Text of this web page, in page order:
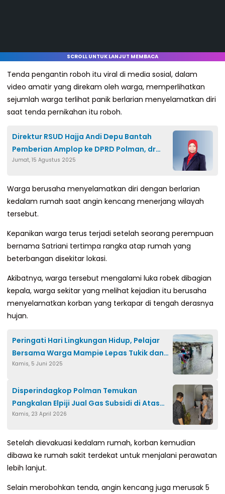
SCROLL UNTUK LANJUT MEMBACA
Tenda pengantin roboh itu viral di media sosial, dalam
video amatir yang direkam oleh warga, memperlihatkan
sejumlah warga terlihat panik berlarian menyelamatkan diri
saat tenda pernikahan itu roboh.
Direktur RSUD Hajja Andi Depu Bantah
Pemberian Amplop ke DPRD Polman, dr
Anita: Itu Tidak Benar
Jumat, 15 Agustus 2025
Warga berusaha menyelamatkan diri dengan berlarian
kedalam rumah saat angin kencang menerjang wilayah
tersebut.
Kepanikan warga terus terjadi setelah seorang perempuan
bernama Satriani tertimpa rangka atap rumah yang
beterbangan disekitar lokasi.
Akibatnya, warga tersebut mengalami luka robek dibagian
kepala, warga sekitar yang melihat kejadian itu berusaha
menyelamatkan korban yang terkapar di tengah derasnya
hujan.
Peringati Hari Lingkungan Hidup, Pelajar
Bersama Warga Mampie Lepas Tukik dan
Tanam Mangrove
Kamis, 5 Juni 2025
Disperindagkop Polman Temukan
Pangkalan Elpiji Jual Gas Subsidi di Atas
Harga Aturan
Kamis, 23 April 2026
Setelah dievakuasi kedalam rumah, korban kemudian
dibawa ke rumah sakit terdekat untuk menjalani perawatan
lebih lanjut.
Selain merobohkan tenda, angin kencang juga merusak 5